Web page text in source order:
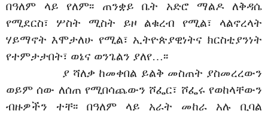
በዓለም ላይ የለም፡፡ ጠንቋይ ቤት አድሮ ማልዶ ለቅዳሴ
የሚደርስ፣ ሦስት ሚስት ይዞ ልቁረብ የሚል፣ ላልኖረላት
ሃይማኖት እሞታለሁ የሚል፣ ኢትዮጵያዊነትና ክርስቲያንነት
የተምታታበት፣ ወኔና ወንጌልን ያለየ…፡፡
ያ ሻለቃ ከመቀበል ይልቅ መስጠት ያስመረረውን
ወይም ሰው ለሰጠ የሚበሳጨውን ሾፌር፣ ሾፌሩ የወከላቸውን
ብዙዎችን ተቸ፡፡ በዓለም ላይ አራት መከራ አሉ ቢባል